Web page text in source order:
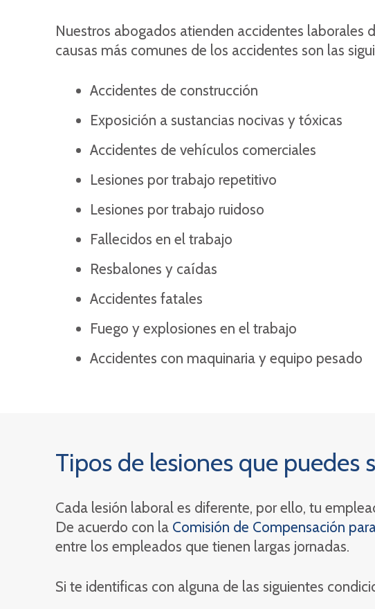
Nuestros abogados atienden accidentes laborales
causas más comunes de los accidentes son las
Accidentes de construcción
Exposición a sustancias nocivas y tóxicas
Accidentes de vehículos comerciales
Lesiones por trabajo repetitivo
Lesiones por trabajo ruidoso
Fallecidos en el trabajo
Resbalones y caídas
Accidentes fatales
Fuego y explosiones en el trabajo
Accidentes con maquinaria y equipo pesado
Tipos de lesiones que
Cada lesión laboral es diferente, por ello, tu
De acuerdo con la Comisión de Compensación
entre los empleados que tienen largas jornadas.
Si te identificas con alguna de las siguientes